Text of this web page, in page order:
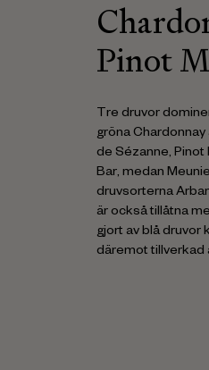
Pinot
Tre druvor
gröna
de Sézanne, Pinot
Bar, medan
druvsorterna
är också tillåtna
gjort av blå druvor
däremot tillverkad